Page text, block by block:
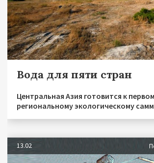
Вода для пяти стран
Центральная Азия готовится к
региональному экологическому
13.02